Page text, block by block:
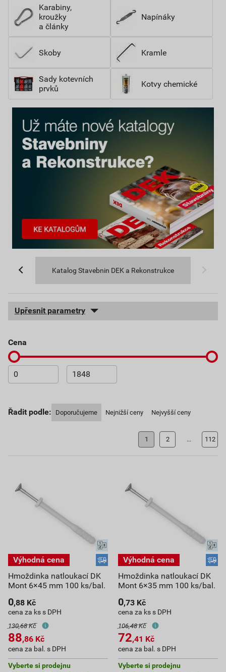
Karabiny,
kroužky
a články
Napínáky
Skoby Kramle
Sady kotevních
prvků
Kotvy chemické
Katalog Stavebnin DEK a Rekonstrukce
Upřesnit parametry
cena
Řadit podle: Doporučujeme Nejnižší ceny Nejvyšší ceny
1 2 ... 112
Hmoždinka natloukací DK
Mont 6×45 mm 100 ks/bal.
0,88 Kč
cena za ks s DPH
130,68 Kč
88,86 Kč
cena za bal. s DPH
Vyberte si prodejnu
Hmoždinka natloukací DK
Mont 6×35 mm 100 ks/bal.
0,73 Kč
cena za ks s DPH
106,48 Kč
72,41 Kč
cena za bal. s DPH
Vyberte si prodejnu